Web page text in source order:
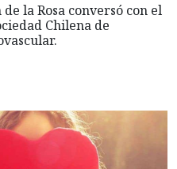
la Rosa conversó con el
Chilena de